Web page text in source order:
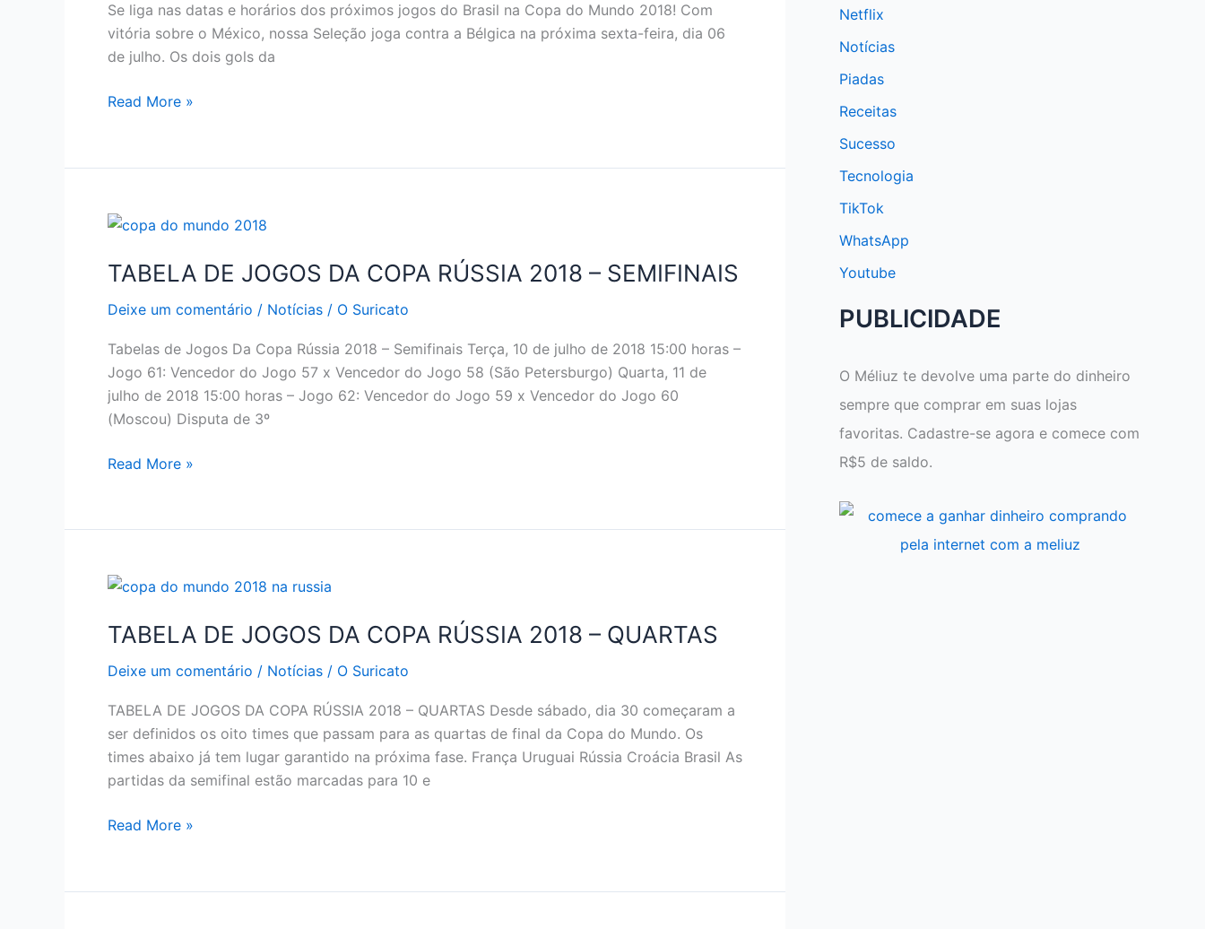
Se liga nas datas e horários dos próximos jogos do Brasil na Copa do Mundo 2018! Com
vitória sobre o México, nossa Seleção joga contra a Bélgica na próxima sexta-feira, dia 06
de julho. Os dois gols da
PRÓXIMOS
BRASIL
COPA
MUNDO
Read More »
TABELA DE JOGOS DA COPA RÚSSIA 2018 – SEMIFINAIS
Deixe um comentário / Notícias / O Suricato
Tabelas de Jogos Da Copa Rússia 2018 – Semifinais Terça, 10 de julho de 2018 15:00 horas –
Jogo 61: Vencedor do Jogo 57 x Vencedor do Jogo 58 (São Petersburgo) Quarta, 11 de
julho de 2018 15:00 horas – Jogo 62: Vencedor do Jogo 59 x Vencedor do Jogo 60
(Moscou) Disputa de 3º
TABELA
DA
RÚSSIA
–
SEMIFINAIS
Read More »
TABELA DE JOGOS DA COPA RÚSSIA 2018 – QUARTAS
Deixe um comentário / Notícias / O Suricato
TABELA DE JOGOS DA COPA RÚSSIA 2018 – QUARTAS Desde sábado, dia 30 começaram a
ser definidos os oito times que passam para as quartas de final da Copa do Mundo. Os
times abaixo já tem lugar garantido na próxima fase. França Uruguai Rússia Croácia Brasil As
partidas da semifinal estão marcadas para 10 e
TABELA
DA
Read More »
Netflix
Notícias
Piadas
Receitas
Sucesso
Tecnologia
TikTok
WhatsApp
Youtube
PUBLICIDADE
O Méliuz te devolve uma parte do dinheiro
sempre que comprar em suas lojas
favoritas. Cadastre-se agora e comece com
R$5 de saldo.